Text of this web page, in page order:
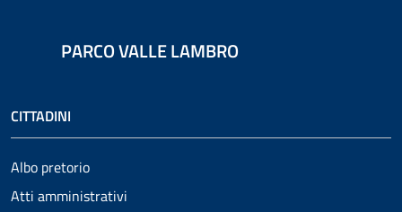
PARCO VALLE LAMBRO
CITTADINI
Albo pretorio
Atti amministrativi